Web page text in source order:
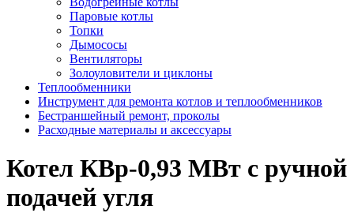
Паровые котлы
Топки
Дымососы
Вентиляторы
Золоуловители и циклоны
Теплообменники
Инструмент для ремонта котлов и теплообменников
Бестраншейный ремонт, проколы
Расходные материалы и аксессуары
Котел КВр-0,93 МВт с ручной
подачей угля